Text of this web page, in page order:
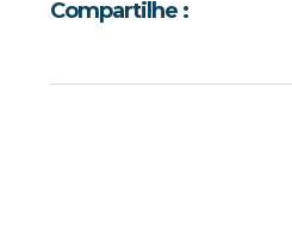
Compartilhe :